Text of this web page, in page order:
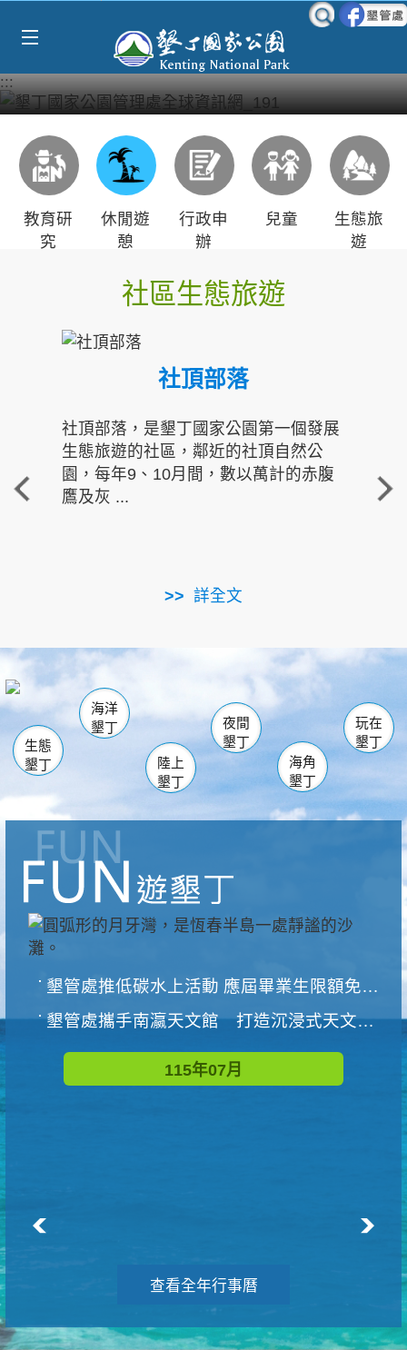
:::
教育研
究
休閒遊
憩
行政申
辦
兒童
生態旅
遊
社區生態旅遊
社頂部落
社頂部落，是墾丁國家公園第一個發展
生態旅遊的社區，鄰近的社頂自然公
園，每年9、10月間，數以萬計的赤腹
鷹及灰 ...
詳全文
重
走進
南仁湖
海生館
恆春 佳樂水
龍鑾潭自然中心 森林遊樂區
瓊麻館
關山 墾管處遊客中心
社頂公園 風吹沙
船帆石
白砂 龍磐公園
香蕉灣
砂島
鵝鑾鼻
生態
墾丁
海洋
墾丁
陸上
墾丁
夜間
墾丁
海角
墾丁
玩在
墾丁
墾管處推低碳水上活動 應屆畢業生限額免費參加
墾管處攜手南瀛天文館 打造沉浸式天文探索營隊
115年07月
查看全年行事曆